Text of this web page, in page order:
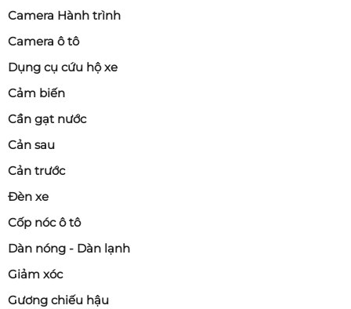
Camera Hành trình
Camera ô tô
Dụng cụ cứu hộ xe
Cảm biến
Cần gạt nước
Cản sau
Cản trước
Đèn xe
Cốp nóc ô tô
Dàn nóng - Dàn lạnh
Giảm xóc
Gương chiếu hậu